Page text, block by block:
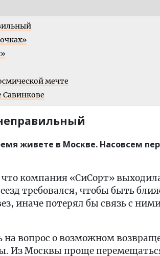
мечте
Савинкове
живете в Москве. Насовсем
компания «СиСорт»
требовался, чтобы быть
иначе потерял бы связь с
на вопрос о возможном
Из Москвы проще